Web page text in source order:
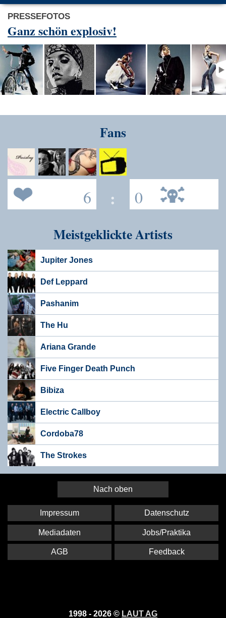
PRESSEFOTOS
Ganz schön explosiv!
Fans
6 : 0
Meistgeklickte Artists
Jupiter Jones
Def Leppard
Pashanim
The Hu
Ariana Grande
Five Finger Death Punch
Bibiza
Electric Callboy
Cordoba78
The Strokes
Nach oben
1998 - 2026 © LAUT AG
Impressum Datenschutz
Mediadaten Jobs/Praktika
AGB Feedback